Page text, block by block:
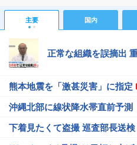
主要 国内
正常な組織を誤摘出
熊本地震を「激甚災害」に指定
沖縄北部に線状降水帯直前予測
下着見たくて盗撮 巡査部長送検